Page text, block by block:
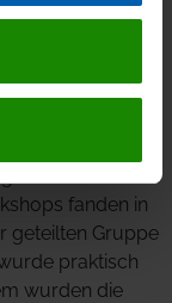
für eine
des
an drei
und
fanden in
geteilten Gruppe
praktisch
wurden die